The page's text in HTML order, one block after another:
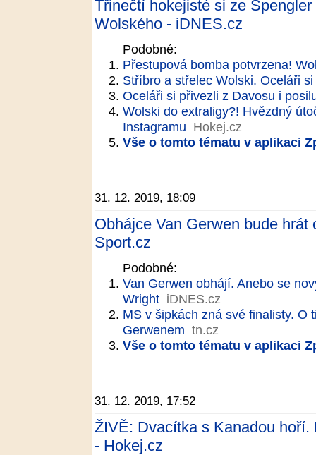
Třinečtí hokejisté si ze
Wolského - iDNES.cz
Podobné:
Přestupová bomba potvrzena!
Stříbro a střelec Wolski. Oceláři
Oceláři si přivezli z Davosu i
Wolski do extraligy?! Hvězdný
Instagramu Hokej.cz
Vše o tomto tématu v aplikaci
31. 12. 2019, 18:09
Obhájce Van Gerwen bude
Sport.cz
Podobné:
Van Gerwen obhájí. Anebo se
Wright iDNES.cz
MS v šipkách zná své finalisty. O
Gerwenem tn.cz
Vše o tomto tématu v aplikaci
31. 12. 2019, 17:52
ŽIVĚ: Dvacítka s Kanadou
- Hokej.cz